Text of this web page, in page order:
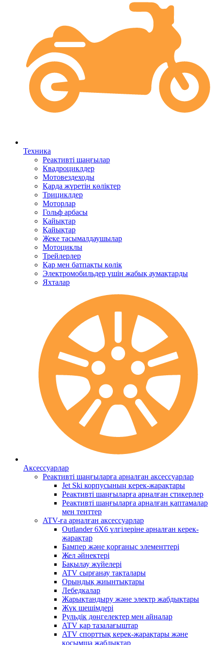
Техника
Реактивті шаңғылар
Квадроциклдер
Мотовездеходы
Қарда жүретін көліктер
Трициклдер
Моторлар
Гольф арбасы
Қайықтар
Қайықтар
Жеке тасымалдаушылар
Мотоциклы
Трейлерлер
Қар мен батпақты көлік
Электромобильдер үшін жабық аумақтарды
Яхталар
Аксессуарлар
Реактивті шаңғыларға арналған аксессуарлар
Jet Ski корпусының керек-жарақтары
Реактивті шаңғыларға арналған стикерлер
Реактивті шаңғыларға арналған қаптамалар
мен тенттер
ATV-ға арналған аксессуарлар
Outlander 6X6 үлгілеріне арналған керек-
жарақтар
Бампер және қорғаныс элементтері
Жел әйнектері
Бақылау жүйелері
ATV сырғанау тақталары
Орындық жиынтықтары
Лебедкалар
Жарықтандыру және электр жабдықтары
Жүк шешімдері
Рульдік дөңгелектер мен айналар
ATV қар тазалағыштар
ATV спорттық керек-жарақтары және
қосымша жабдықтар